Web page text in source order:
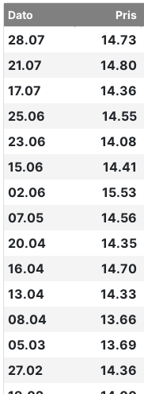
Dato Pris
28.07 14.73
21.07
14.80
17.07
14.36
25.06
14.55
23.06
14.08
15.06
14.41
02.06
15.53
07.05
14.56
20.04
14.35
16.04
14.70
13.04
14.33
08.04
13.66
05.03
13.69
27.02
14.36